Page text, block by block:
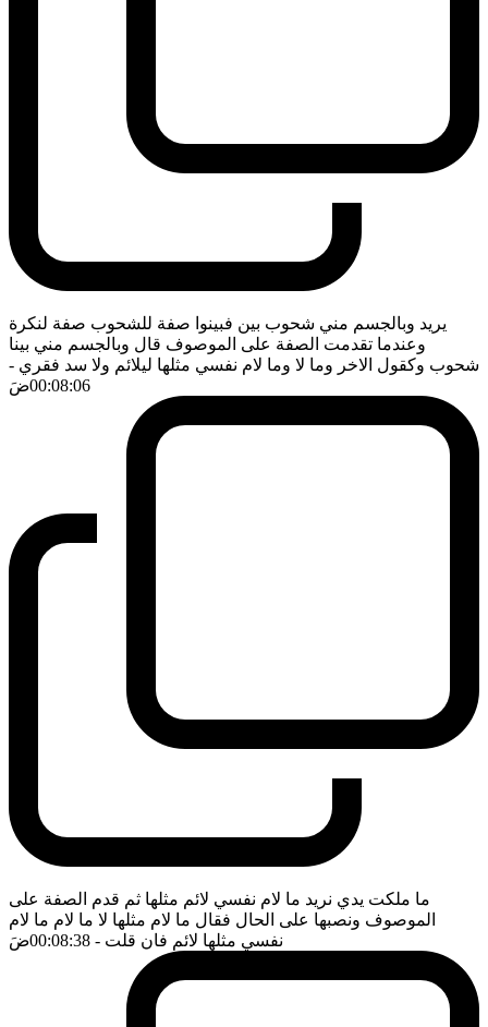
يريد وبالجسم مني شحوب بين فبينوا صفة للشحوب صفة لنكرة
وعندما تقدمت الصفة على الموصوف قال وبالجسم مني بينا
شحوب وكقول الاخر وما لا وما لام نفسي مثلها ليلائم ولا سد فقري -
00:08:06ضَ
ما ملكت يدي نريد ما لام نفسي لائم مثلها ثم قدم الصفة على
الموصوف ونصبها على الحال فقال ما لام مثلها لا ما لام ما لام
نفسي مثلها لائم فان قلت - 00:08:38 ضَ